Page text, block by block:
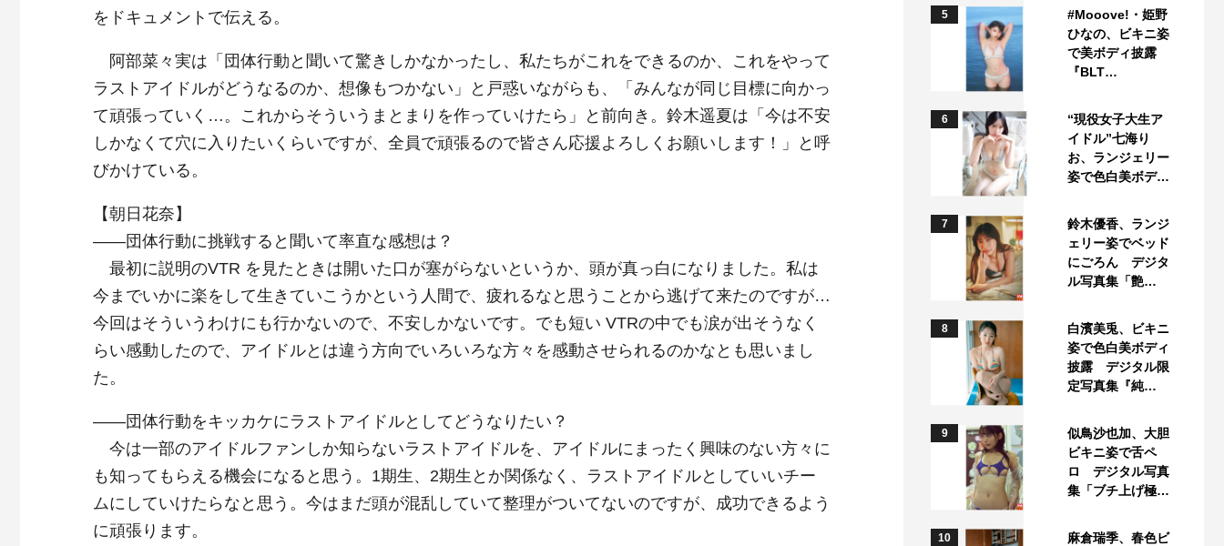
をドキュメントで伝える。
阿部菜々実は「団体行動と聞いて驚きしかなかったし、私たちがこれをできるのか、これをやって
ラストアイドルがどうなるのか、想像もつかない」と戸惑いながらも、「みんなが同じ目標に向かっ
て頑張っていく…。これからそういうまとまりを作っていけたら」と前向き。鈴木遥夏は「今は不安
しかなくて穴に入りたいくらいですが、全員で頑張るので皆さん応援よろしくお願いします！」と呼
びかけている。
【朝日花奈】
――団体行動に挑戦すると聞いて率直な感想は？
最初に説明のVTR を見たときは開いた口が塞がらないというか、頭が真っ白になりました。私は
今までいかに楽をして生きていこうかという人間で、疲れるなと思うことから逃げて来たのですが…
今回はそういうわけにも行かないので、不安しかないです。でも短い VTRの中でも涙が出そうなく
らい感動したので、アイドルとは違う方向でいろいろな方々を感動させられるのかなとも思いまし
た。
――団体行動をキッカケにラストアイドルとしてどうなりたい？
今は一部のアイドルファンしか知らないラストアイドルを、アイドルにまったく興味のない方々に
も知ってもらえる機会になると思う。1期生、2期生とか関係なく、ラストアイドルとしていいチー
ムにしていけたらなと思う。今はまだ頭が混乱していて整理がついてないのですが、成功できるよう
に頑張ります。
5
#Mooove!・姫野
ひなの、ビキニ姿
で美ボディ披露
『BLT…
6
“現役女子大生ア
イドル”七海り
お、ランジェリー
姿で色白美ボデ…
7
鈴木優香、ランジ
ェリー姿でベッド
にごろん デジタ
ル写真集「艶…
8
白濱美兎、ビキニ
姿で色白美ボディ
披露 デジタル限
定写真集『純…
9
似鳥沙也加、大胆
ビキニ姿で舌ペ
ロ デジタル写真
集「ブチ上げ極…
10
麻倉瑞季、春色ビ